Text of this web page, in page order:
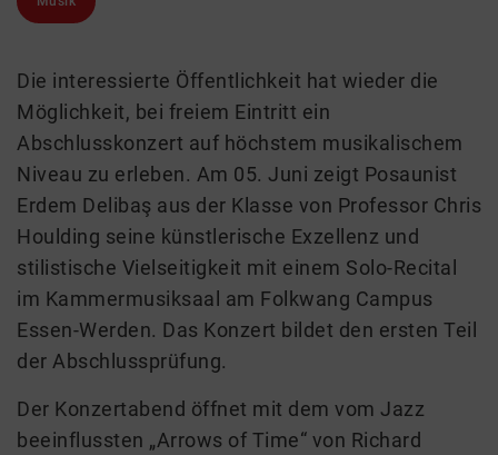
Die interessierte Öffentlichkeit hat wieder die
Möglichkeit, bei freiem Eintritt ein
Abschlusskonzert auf höchstem musikalischem
Niveau zu erleben. Am 05. Juni zeigt Posaunist
Erdem Delibaş aus der Klasse von Professor Chris
Houlding seine künstlerische Exzellenz und
stilistische Vielseitigkeit mit einem Solo-Recital
im Kammermusiksaal am Folkwang Campus
Essen-Werden. Das Konzert bildet den ersten Teil
der Abschlussprüfung.
Der Konzertabend öffnet mit dem vom Jazz
beeinflussten „Arrows of Time“ von Richard